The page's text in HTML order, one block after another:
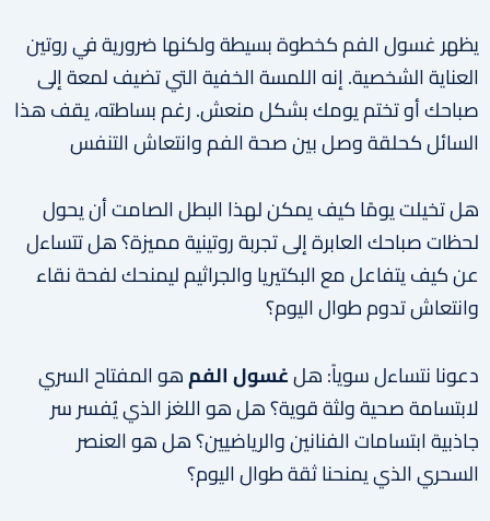
يظهر غسول الفم كخطوة بسيطة ولكنها ضرورية في روتين
العناية الشخصية. إنه اللمسة الخفية التي تضيف لمعة إلى
صباحك أو تختم يومك بشكل منعش. رغم بساطته، يقف هذا
السائل كحلقة وصل بين صحة الفم وانتعاش التنفس
هل تخيلت يومًا كيف يمكن لهذا البطل الصامت أن يحول
لحظات صباحك العابرة إلى تجربة روتينية مميزة؟ هل تتساءل
عن كيف يتفاعل مع البكتيريا والجراثيم ليمنحك لفحة نقاء
وانتعاش تدوم طوال اليوم؟
دعونا نتساءل سوياً: هلغسول الفمهو المفتاح السري
لابتسامة صحية ولثة قوية؟ هل هو اللغز الذي يُفسر سر
جاذبية ابتسامات الفنانين والرياضيين؟ هل هو العنصر
السحري الذي يمنحنا ثقة طوال اليوم؟